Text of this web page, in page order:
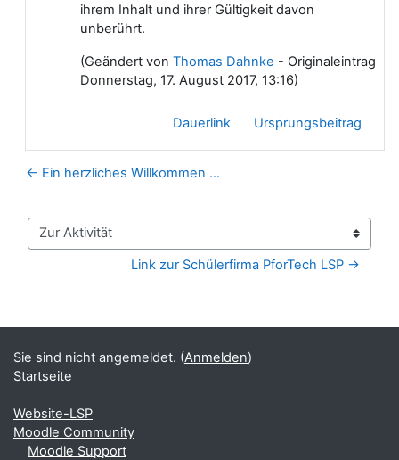
ihrem Inhalt und ihrer Gültigkeit davon
unberührt.
(Geändert vonThomas Dahnke - Originaleintrag
Donnerstag, 17. August 2017, 13:16)
Dauerlink Ursprungsbeitrag
← Ein herzliches Willkommen ...
Zur Aktivität
Link zur Schülerfirma PforTech LSP →
Ergänzungsblöcke
Sie sind nicht angemeldet. (Anmelden)
Startseite
Website-LSP
Moodle Community
Moodle Support